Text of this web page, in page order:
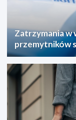
Zatrzymania w
przemytników